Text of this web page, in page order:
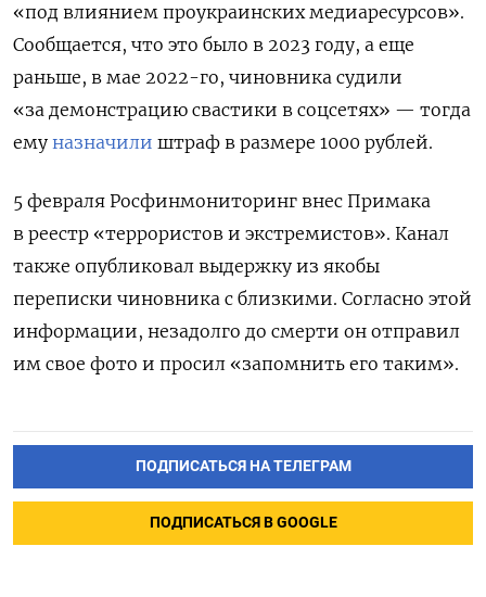
«под влиянием проукраинских медиаресурсов».
Сообщается, что это было в 2023 году, а еще
раньше, в мае 2022-го, чиновника судили
«за демонстрацию свастики в соцсетях» — тогда
ему назначили штраф в размере 1000 рублей.
5 февраля Росфинмониторинг внес Примака
в реестр «террористов и экстремистов». Канал
также опубликовал выдержку из якобы
переписки чиновника с близкими. Согласно этой
информации, незадолго до смерти он отправил
им свое фото и просил «запомнить его таким».
ПОДПИСАТЬСЯ НА ТЕЛЕГРАМ
ПОДПИСАТЬСЯ В GOOGLE